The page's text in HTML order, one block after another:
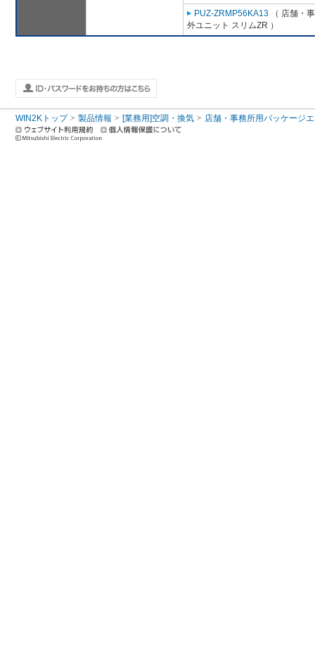
PUZ-ZRMP56KA13 （ 店舗・
外ユニット スリムZR ）
WIN2Kトップ 製品情報 [業務用]空調・換気 店舗・事務所用パッケージ